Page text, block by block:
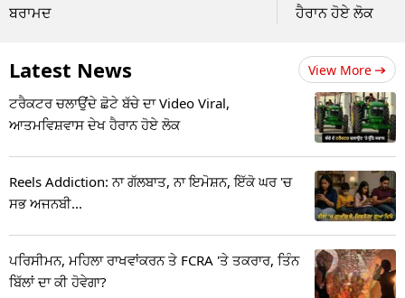
ਬਰਾਮਦ
ਹੈਰਾਨ ਹੋਏ ਲੋਕ
Latest News View More
ਟਰੈਕਟਰ ਚਲਾਉਂਦੇ ਛੋਟੇ ਬੱਚੇ ਦਾ Video Viral,
ਆਤਮਵਿਸ਼ਵਾਸ ਦੇਖ ਹੈਰਾਨ ਹੋਏ ਲੋਕ
Reels Addiction: ਨਾ ਗੱਲਬਾਤ, ਨਾ ਇਮੋਸ਼ਨ, ਇੱਕੋ ਘਰ 'ਚ
ਸਭ ਅਜਨਬੀ...
ਪਰਿਸੀਮਨ, ਮਹਿਲਾ ਰਾਖਵਾਂਕਰਨ ਤੇ FCRA 'ਤੇ ਤਕਰਾਰ, ਤਿੰਨ
ਬਿੱਲਾਂ ਦਾ ਕੀ ਹੋਵੇਗਾ?